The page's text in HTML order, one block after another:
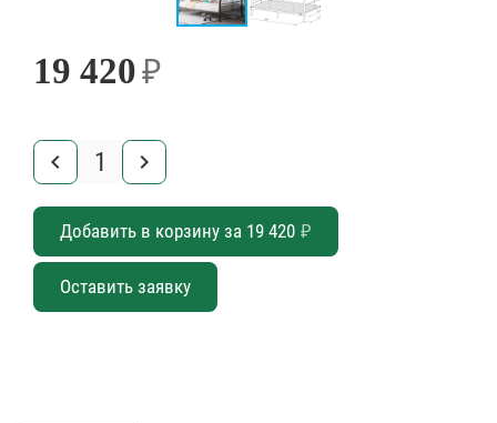
19 420₽
keyboard_arrow_left keyboard_arrow_right
Добавить в корзину за 19 420 ₽
Оставить заявку